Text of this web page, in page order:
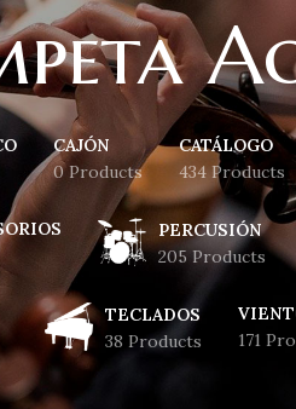
CAJÓN
0 Products
CATÁLOGO
434 Products
PERCUSIÓN
205 Products
TECLADOS
38 Products
171